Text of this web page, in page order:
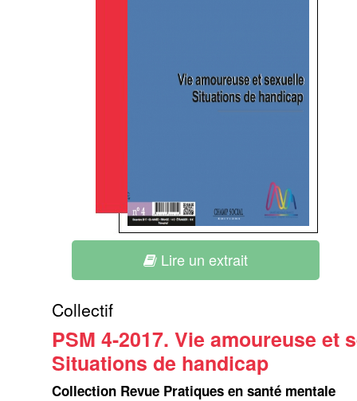
Lire un extrait
Collectif
PSM 4-2017. Vie amoureuse et
Situations de handicap
Collection Revue Pratiques en santé mentale